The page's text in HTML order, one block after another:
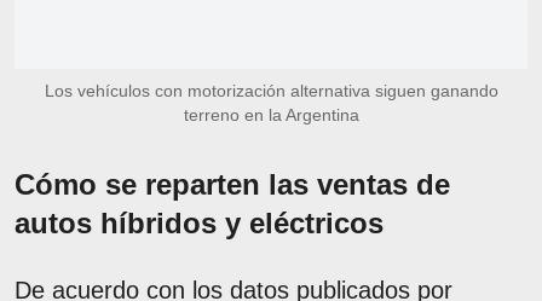
Los vehículos con motorización alternativa siguen ganando
terreno en la Argentina
Cómo se reparten las ventas de
autos híbridos y eléctricos
De acuerdo con los datos publicados por